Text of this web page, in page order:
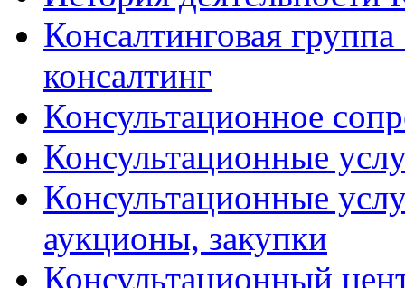
Консалтинговая
консалтинг
Консультационное
Консультационные
Консультационные
аукционы, закупки
Консультационный